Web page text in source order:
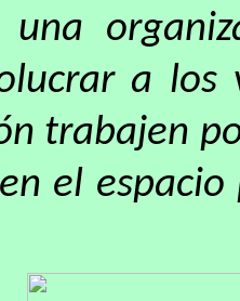
una
a
trabajen
el